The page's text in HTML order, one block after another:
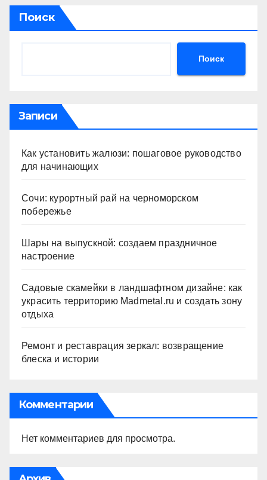
Поиск
Поиск
Записи
Как установить жалюзи: пошаговое руководство
для начинающих
Сочи: курортный рай на черноморском
побережье
Шары на выпускной: создаем праздничное
настроение
Садовые скамейки в ландшафтном дизайне: как
украсить территорию Madmetal.ru и создать зону
отдыха
Ремонт и реставрация зеркал: возвращение
блеска и истории
Комментарии
Нет комментариев для просмотра.